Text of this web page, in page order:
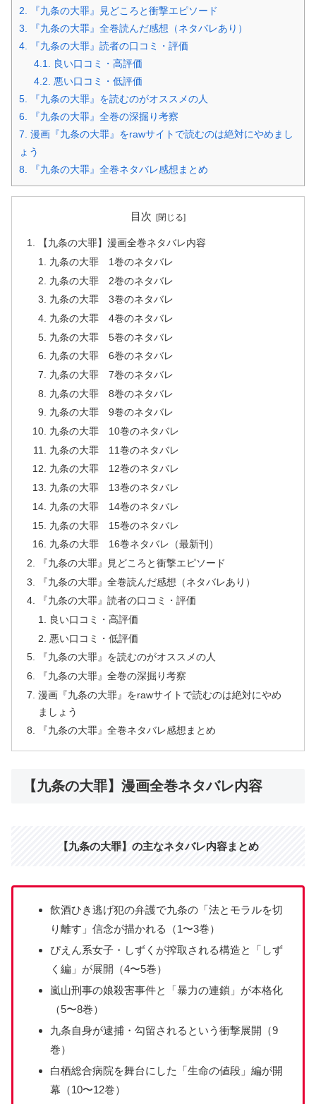
2. 『九条の大罪』見どころと衝撃エピソード
3. 『九条の大罪』全巻読んだ感想（ネタバレあり）
4. 『九条の大罪』読者の口コミ・評価
4.1. 良い口コミ・高評価
4.2. 悪い口コミ・低評価
5. 『九条の大罪』を読むのがオススメの人
6. 『九条の大罪』全巻の深掘り考察
7. 漫画『九条の大罪』をrawサイトで読むのは絶対にやめまし
ょう
8. 『九条の大罪』全巻ネタバレ感想まとめ
目次
【九条の大罪】漫画全巻ネタバレ内容
九条の大罪 1巻のネタバレ
九条の大罪 2巻のネタバレ
九条の大罪 3巻のネタバレ
九条の大罪 4巻のネタバレ
九条の大罪 5巻のネタバレ
九条の大罪 6巻のネタバレ
九条の大罪 7巻のネタバレ
九条の大罪 8巻のネタバレ
九条の大罪 9巻のネタバレ
九条の大罪 10巻のネタバレ
九条の大罪 11巻のネタバレ
九条の大罪 12巻のネタバレ
九条の大罪 13巻のネタバレ
九条の大罪 14巻のネタバレ
九条の大罪 15巻のネタバレ
九条の大罪 16巻ネタバレ（最新刊）
『九条の大罪』見どころと衝撃エピソード
『九条の大罪』全巻読んだ感想（ネタバレあり）
『九条の大罪』読者の口コミ・評価
良い口コミ・高評価
悪い口コミ・低評価
『九条の大罪』を読むのがオススメの人
『九条の大罪』全巻の深掘り考察
漫画『九条の大罪』をrawサイトで読むのは絶対にやめ
ましょう
『九条の大罪』全巻ネタバレ感想まとめ
【九条の大罪】漫画全巻ネタバレ内容
【九条の大罪】の主なネタバレ内容まとめ
飲酒ひき逃げ犯の弁護で九条の「法とモラルを切
り離す」信念が描かれる（1〜3巻）
ぴえん系女子・しずくが搾取される構造と「しず
く編」が展開（4〜5巻）
嵐山刑事の娘殺害事件と「暴力の連鎖」が本格化
（5〜8巻）
九条自身が逮捕・勾留されるという衝撃展開（9
巻）
白栖総合病院を舞台にした「生命の値段」編が開
幕（10〜12巻）